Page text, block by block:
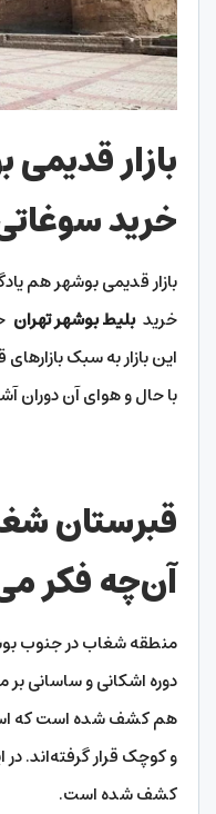
بازار قدیمی
خرید
بازار قدیمی بوشهر هم
خریدبلیط بوشهر تهران
این بازار به سبک
با حال و هوای آن دوران
قبرستان
آن‌چه فکر
منطقه شغاب در جنوب
دوره اشکانی و ساسانی
هم کشف شده است که
و کوچک قرار گرفته‌اند.
کشف شده است.